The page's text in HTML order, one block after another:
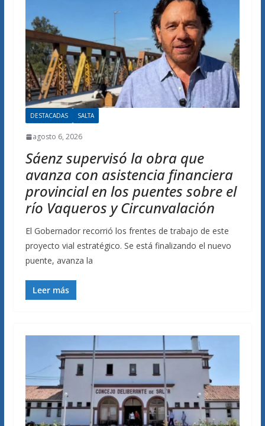
DESTACADAS SALTA
agosto 6, 2026
Sáenz supervisó la obra que
avanza con asistencia financiera
provincial en los puentes sobre el
río Vaqueros y Circunvalación
El Gobernador recorrió los frentes de trabajo de este
proyecto vial estratégico. Se está finalizando el nuevo
puente, avanza la
Leer más